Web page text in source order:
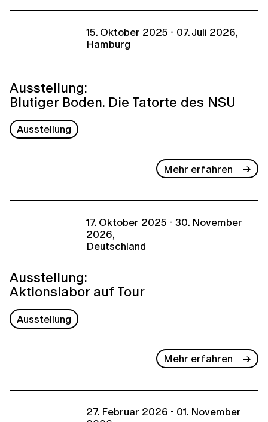
15. Oktober 2025 - 07. Juli 2026,
Hamburg
Ausstellung:
Blutiger Boden. Die Tatorte des NSU
Ausstellung
Mehr erfahren
17. Oktober 2025 - 30. November
2026,
Deutschland
Ausstellung:
Aktionslabor auf Tour
Ausstellung
Mehr erfahren
27. Februar 2026 - 01. November